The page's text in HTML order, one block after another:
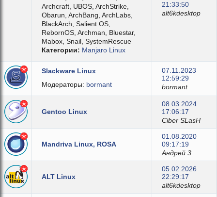
Archcraft, UBOS, ArchStrike,
Obarun, ArchBang, ArchLabs,
BlackArch, Salient OS,
RebornOS, Archman, Bluestar,
Mabox, Snail, SystemRescue
Категории: Manjaro Linux
21:33:50
alt6kdesktop
Slackware Linux
Модераторы: bormant
07.11.2023
12:59:29
bormant
Gentoo Linux
08.03.2024
17:06:17
Ciber SLasH
Mandriva Linux, ROSA
01.08.2020
09:17:19
Андрей 3
ALT Linux
05.02.2026
22:29:17
alt6kdesktop